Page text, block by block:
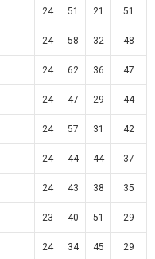
24 51 21 51
24 58 32 48
24 62 36 47
24 47 29 44
24 57 31 42
24 44 44 37
24 43 38 35
23 40 51 29
24 34 45 29